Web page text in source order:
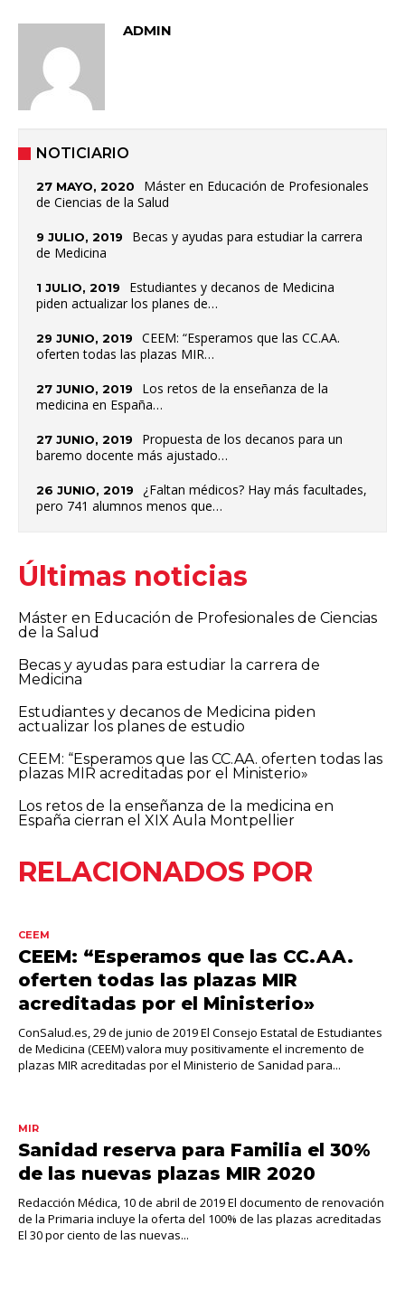
ADMIN
NOTICIARIO
27 MAYO, 2020
Máster en Educación de Profesionales
de Ciencias de la Salud
9 JULIO, 2019
Becas y ayudas para estudiar la carrera
de Medicina
1 JULIO, 2019
Estudiantes y decanos de Medicina
piden actualizar los planes de…
29 JUNIO, 2019
CEEM: “Esperamos que las CC.AA.
oferten todas las plazas MIR…
27 JUNIO, 2019
Los retos de la enseñanza de la
medicina en España…
27 JUNIO, 2019
Propuesta de los decanos para un
baremo docente más ajustado…
26 JUNIO, 2019
¿Faltan médicos? Hay más facultades,
pero 741 alumnos menos que…
Últimas noticias
Máster en Educación de Profesionales de Ciencias
de la Salud
Becas y ayudas para estudiar la carrera de
Medicina
Estudiantes y decanos de Medicina piden
actualizar los planes de estudio
CEEM: “Esperamos que las CC.AA. oferten todas las
plazas MIR acreditadas por el Ministerio»
Los retos de la enseñanza de la medicina en
España cierran el XIX Aula Montpellier
RELACIONADOS POR
CEEM
CEEM: “Esperamos que las CC.AA.
oferten todas las plazas MIR
acreditadas por el Ministerio»
ConSalud.es, 29 de junio de 2019 El Consejo Estatal de Estudiantes
de Medicina (CEEM) valora muy positivamente el incremento de
plazas MIR acreditadas por el Ministerio de Sanidad para...
MIR
Sanidad reserva para Familia el 30%
de las nuevas plazas MIR 2020
Redacción Médica, 10 de abril de 2019 El documento de renovación
de la Primaria incluye la oferta del 100% de las plazas acreditadas
El 30 por ciento de las nuevas...